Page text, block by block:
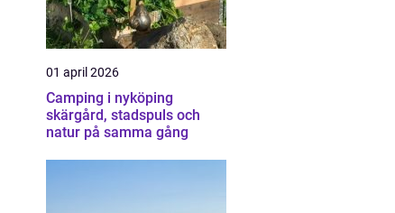
01 april 2026
Camping i nyköping
skärgård, stadspuls och
natur på samma gång